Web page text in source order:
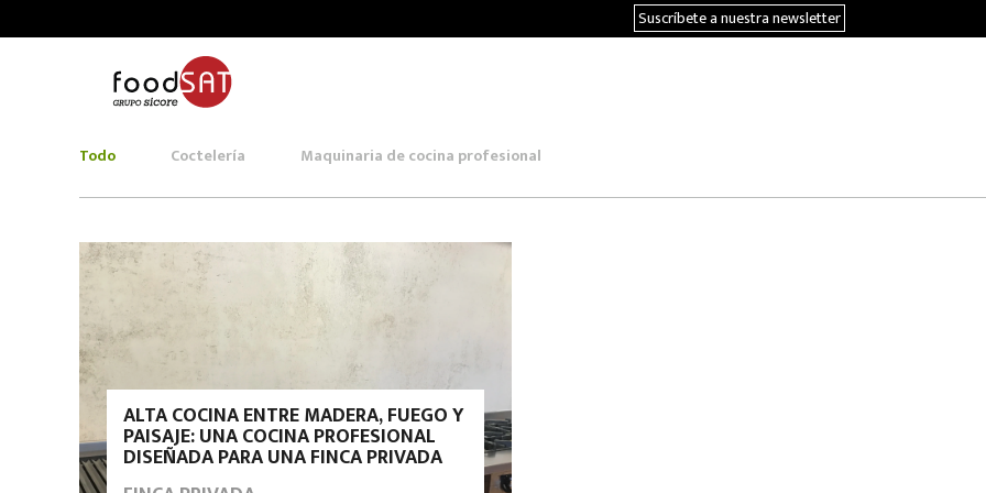
Suscríbete a nuestra newsletter
Todo Coctelería Maquinaria de cocina profesional
ALTA COCINA ENTRE MADERA, FUEGO Y
PAISAJE: UNA COCINA PROFESIONAL
DISEÑADA PARA UNA FINCA PRIVADA